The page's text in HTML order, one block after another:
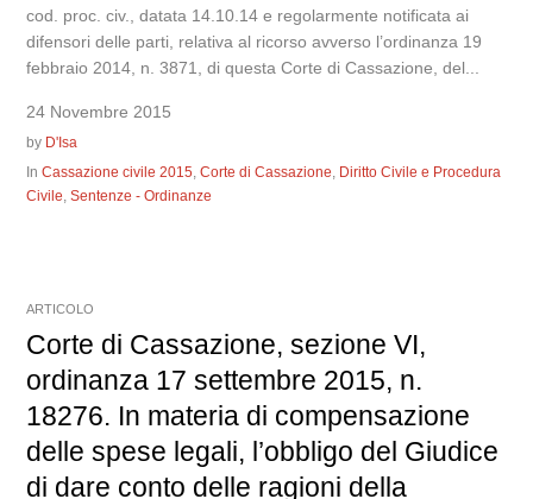
cod. proc. civ., datata 14.10.14 e regolarmente notificata ai
difensori delle parti, relativa al ricorso avverso l’ordinanza 19
febbraio 2014, n. 3871, di questa Corte di Cassazione, del...
24 Novembre 2015
by D'Isa
InCassazione civile 2015,Corte di Cassazione, Diritto Civile e Procedura
Civile,Sentenze - Ordinanze
ARTICOLO
Corte di Cassazione, sezione VI,
ordinanza 17 settembre 2015, n.
18276. In materia di compensazione
delle spese legali, l’obbligo del Giudice
di dare conto delle ragioni della